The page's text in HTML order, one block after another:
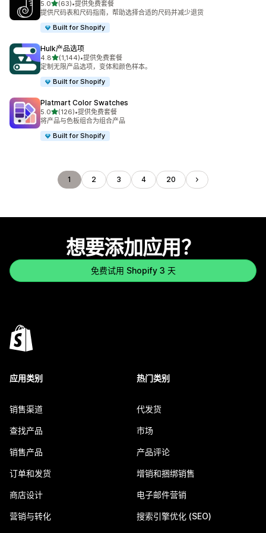
5.0星（满分 5 星）
(63)
总共 63 条评论
•提供免费套餐
提供尺码表和尺码指南，帮助选择合适的尺码并减少退货
Built for Shopify
Hulk产品选项
4.8星（满分 5 星）
(1,144)
总共 1144 条评论
•提供免费套餐
定制无限产品选项，变体和颜色样本。
Built for Shopify
Platmart Color Swatches
5.0星（满分 5 星）
(126)
总共 126 条评论
•提供免费套餐
将产品与色板组合为组合产品
Built for Shopify
1 2 3 4 20
想要添加应用？
免费试用 Shopify 3 天
应用类别
销售渠道
查找产品
销售产品
订单和发货
商店设计
营销与转化
热门类别
代发货
市场
产品评论
增销和捆绑销售
电子邮件营销
搜索引擎优化 (SEO)